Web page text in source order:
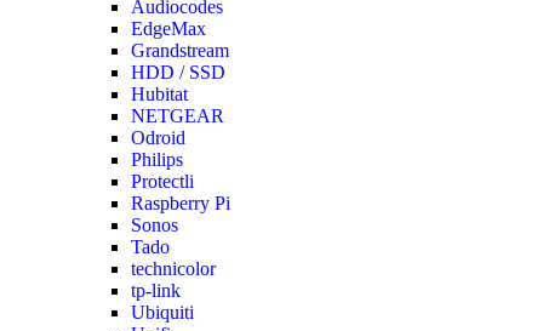
Audiocodes
EdgeMax
Grandstream
HDD / SSD
Hubitat
NETGEAR
Odroid
Philips
Protectli
Raspberry Pi
Sonos
Tado
technicolor
tp-link
Ubiquiti